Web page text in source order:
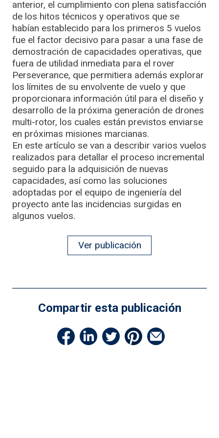
anterior, el cumplimiento con plena satisfacción
de los hitos técnicos y operativos que se
habían establecido para los primeros 5 vuelos
fue el factor decisivo para pasar a una fase de
demostración de capacidades operativas, que
fuera de utilidad inmediata para el rover
Perseverance, que permitiera además explorar
los límites de su envolvente de vuelo y que
proporcionara información útil para el diseño y
desarrollo de la próxima generación de drones
multi-rotor, los cuales están previstos enviarse
en próximas misiones marcianas.
En este artículo se van a describir varios vuelos
realizados para detallar el proceso incremental
seguido para la adquisición de nuevas
capacidades, así como las soluciones
adoptadas por el equipo de ingeniería del
proyecto ante las incidencias surgidas en
algunos vuelos.
Ver publicación
Compartir esta publicación